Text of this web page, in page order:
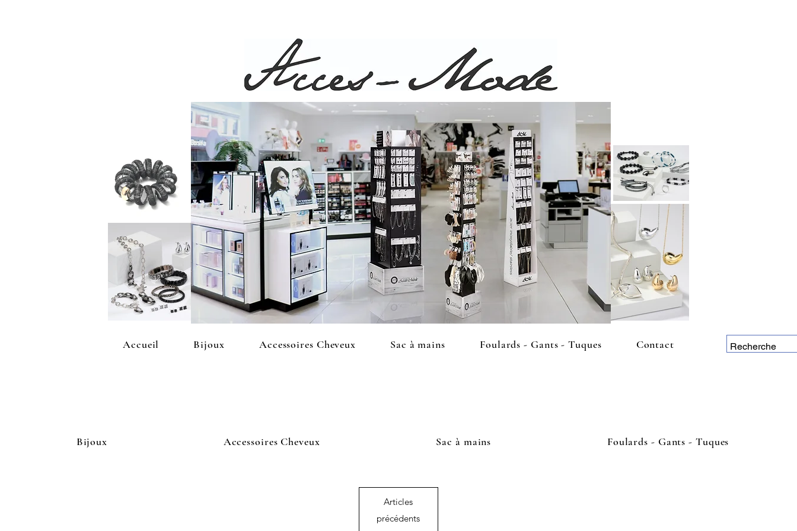
Accueil Bijoux Accessoires Cheveux Sac à mains Foulards - Gants - Tuques Contact
Bijoux Accessoires Cheveux Sac à mains Foulards - Gants - Tuques
Articles
précédents